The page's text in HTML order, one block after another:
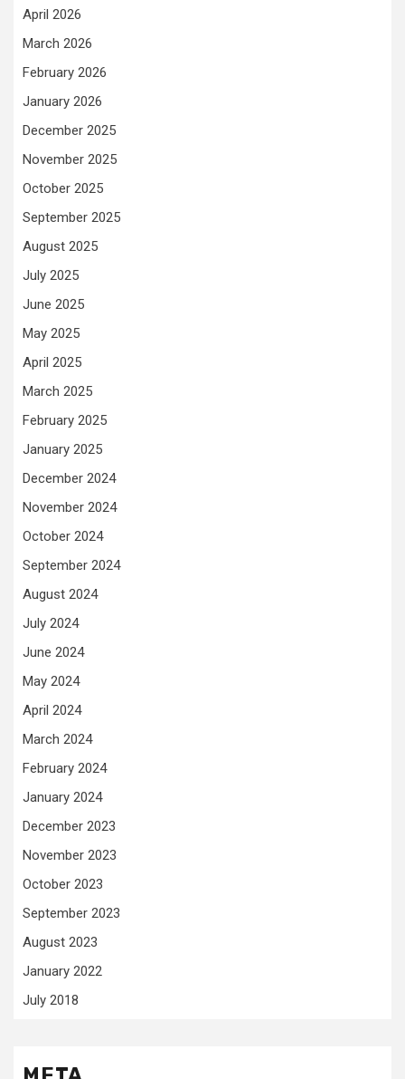
April 2026
March 2026
February 2026
January 2026
December 2025
November 2025
October 2025
September 2025
August 2025
July 2025
June 2025
May 2025
April 2025
March 2025
February 2025
January 2025
December 2024
November 2024
October 2024
September 2024
August 2024
July 2024
June 2024
May 2024
April 2024
March 2024
February 2024
January 2024
December 2023
November 2023
October 2023
September 2023
August 2023
January 2022
July 2018